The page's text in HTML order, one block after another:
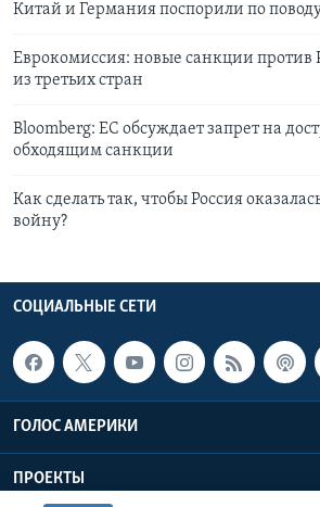
Китай и Германия поспорили по
Еврокомиссия: новые санкции против
из третьих стран
Bloomberg: ЕС обсуждает запрет на
обходящим санкции
Как сделать так, чтобы Россия
войну?
СОЦИАЛЬНЫЕ СЕТИ
ГОЛОС АМЕРИКИ
ПРОЕКТЫ